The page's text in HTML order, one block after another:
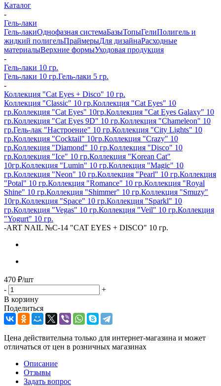
Каталог
-
Гель-лаки
Гель-лакиОднофазная системаБазыТопыГелиПолигель и
жидкий полигельПраймерыДля дизайнаРасходные
материалыВерхние формыУходовая продукция
-
Гель-лаки 10 гр.
Гель-лаки 10 гр.Гель-лаки 5 гр.
-
Коллекция "Cat Eyes + Disco" 10 гр.
Коллекция "Classic" 10 гр.Коллекция "Cat Eyes" 10
гр.Коллекция "Cat Eyes" 10гр.Коллекция "Cat Eyes Galaxy" 10
гр.Коллекция "Cat Eyes 9D" 10 гр.Коллекция "Chameleon" 10
гр.Гель-лак "Настроение" 10 гр.Коллекция "City Lights" 10
гр.Коллекция "Cocktail" 10гр.Коллекция "Crazy" 10
гр.Коллекция "Diamond" 10 гр.Коллекция "Disco" 10
гр.Коллекция "Ice" 10 гр.Коллекция "Korean Cat"
10гр.Коллекция "Lumin" 10 гр.Коллекция "Magic" 10
гр.Коллекция "Neon" 10 гр.Коллекция "Pearl" 10 гр.Коллекция
"Potal" 10 гр.Коллекция "Romance" 10 гр.Коллекция "Royal
Shine" 10 гр.Коллекция "Shimmer" 10 гр.Коллекция "Smuzy"
10гр.Коллекция "Space" 10 гр.Коллекция "Sparkl" 10
гр.Коллекция "Vegas" 10 гр.Коллекция "Veil" 10 гр.Коллекция
"Yogurt" 10 гр.
-ART NAIL №C-14 "CAT EYES + DISCO" 10 гр.
470 ₽/шт
-
+
В корзину
Поделиться
Цена действительна только для интернет-магазина и может
отличаться от цен в розничных магазинах
Описание
Отзывы
Задать вопрос